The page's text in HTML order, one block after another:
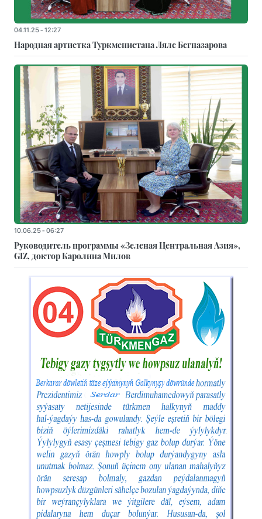
04.11.25 - 12:27
Народная артистка Туркменистана Ляле Бегназарова
10.06.25 - 06:27
Руководитель программы «Зеленая Центральная Азия»,
GIZ, доктор Каролина Милов